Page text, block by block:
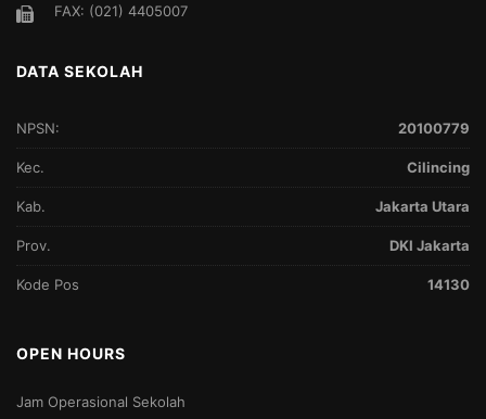
FAX: (021) 4405007
DATA SEKOLAH
NPSN: 20100779
Kec. Cilincing
Kab. Jakarta Utara
Prov. DKI Jakarta
Kode Pos 14130
OPEN HOURS
Jam Operasional Sekolah